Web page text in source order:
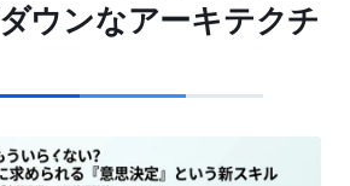
ウンなアーキテクチ